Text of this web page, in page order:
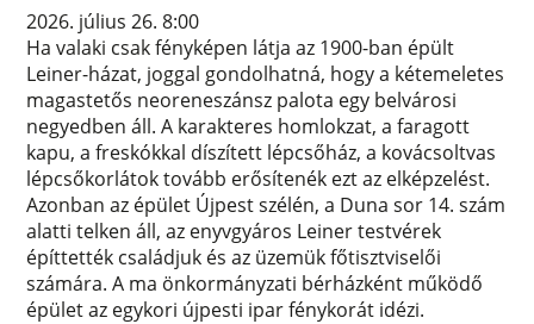
2026. július 26. 8:00
Ha valaki csak fényképen látja az 1900-ban épült
Leiner-házat, joggal gondolhatná, hogy a kétemeletes
magastetős neoreneszánsz palota egy belvárosi
negyedben áll. A karakteres homlokzat, a faragott
kapu, a freskókkal díszített lépcsőház, a kovácsoltvas
lépcsőkorlátok tovább erősítenék ezt az elképzelést.
Azonban az épület Újpest szélén, a Duna sor 14. szám
alatti telken áll, az enyvgyáros Leiner testvérek
építtették családjuk és az üzemük főtisztviselői
számára. A ma önkormányzati bérházként működő
épület az egykori újpesti ipar fénykorát idézi.